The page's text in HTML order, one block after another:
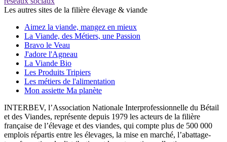
Les autres sites de la filière élevage & viande
Aimez la viande, mangez en mieux
La Viande, des Métiers, une Passion
Bravo le Veau
J'adore l'Agneau
La Viande Bio
Les Produits Tripiers
Les métiers de l'alimentation
Mon assiette Ma planète
INTERBEV, l’Association Nationale Interprofessionnelle du Bétail
et des Viandes, représente depuis 1979 les acteurs de la filière
française de l’élevage et des viandes, qui compte plus de 500 000
emplois répartis entre les élevages, la mise en marché, l’abattage-